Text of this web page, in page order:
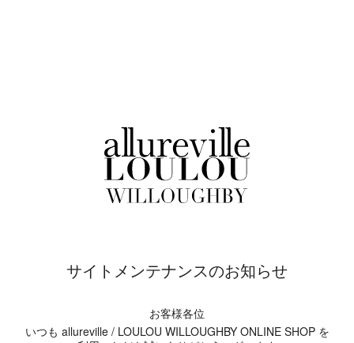
サイトメンテナンスのお知らせ
お客様各位
いつも allureville / LOULOU WILLOUGHBY ONLINE SHOP を